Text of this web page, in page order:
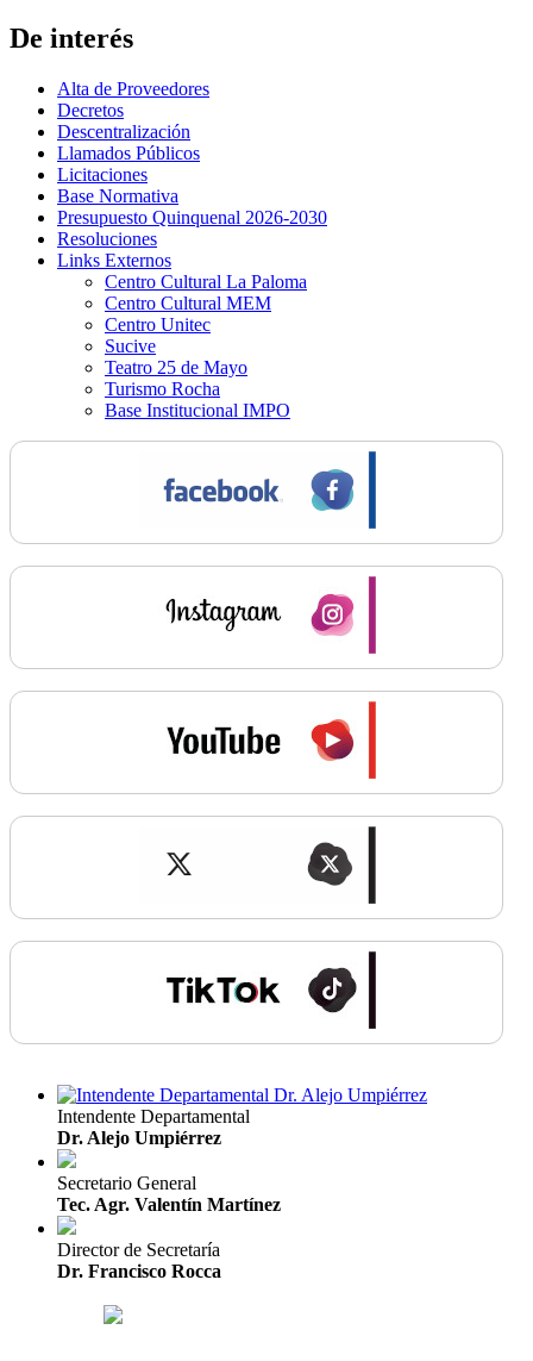
De interés
Alta de Proveedores
Decretos
Descentralización
Llamados Públicos
Licitaciones
Base Normativa
Presupuesto Quinquenal 2026-2030
Resoluciones
Links Externos
Centro Cultural La Paloma
Centro Cultural MEM
Centro Unitec
Sucive
Teatro 25 de Mayo
Turismo Rocha
Base Institucional IMPO
Intendente Departamental
Dr. Alejo Umpiérrez
Secretario General
Tec. Agr. Valentín Martínez
Director de Secretaría
Dr. Francisco Rocca